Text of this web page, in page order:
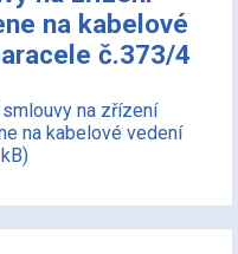
na kabelové
č.373/4
na zřízení
na kabelové vedení